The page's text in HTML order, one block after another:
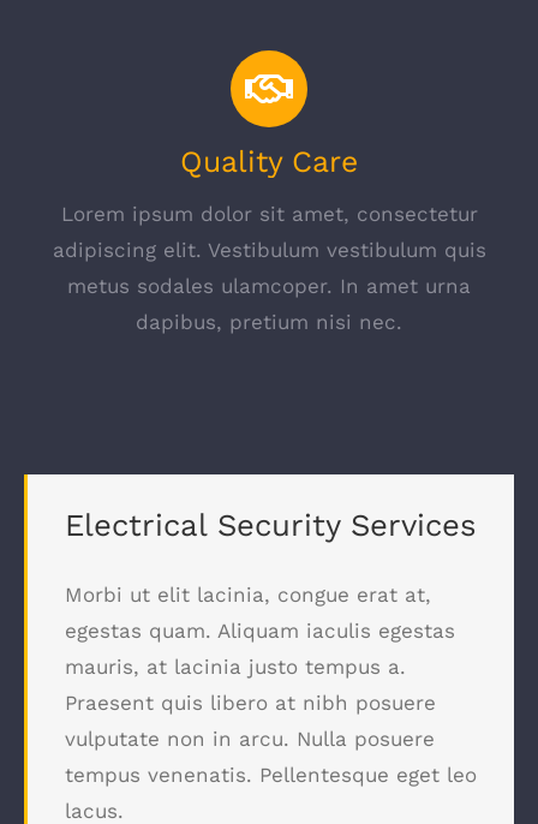
Quality Care
Lorem ipsum dolor sit amet, consectetur
adipiscing elit. Vestibulum vestibulum quis
metus sodales ulamcoper. In amet urna
dapibus, pretium nisi nec.
Electrical Security Services
Morbi ut elit lacinia, congue erat at,
egestas quam. Aliquam iaculis egestas
mauris, at lacinia justo tempus a.
Praesent quis libero at nibh posuere
vulputate non in arcu. Nulla posuere
tempus venenatis. Pellentesque eget leo
lacus.